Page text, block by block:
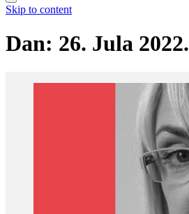
Skip to content
Dan: 26. Jula 2022.